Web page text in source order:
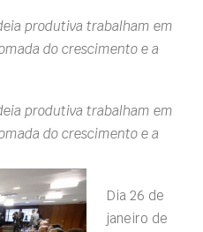
produtiva trabalham em
do crescimento e a
produtiva trabalham em
do crescimento e a
Dia 26 de
janeiro de